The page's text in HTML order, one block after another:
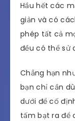
Hầu hết các
giản và có
phép tất cả
đều có thể sử
Chẳng hạn
bạn chỉ cần
dưới để cố
tấm bạt ra để